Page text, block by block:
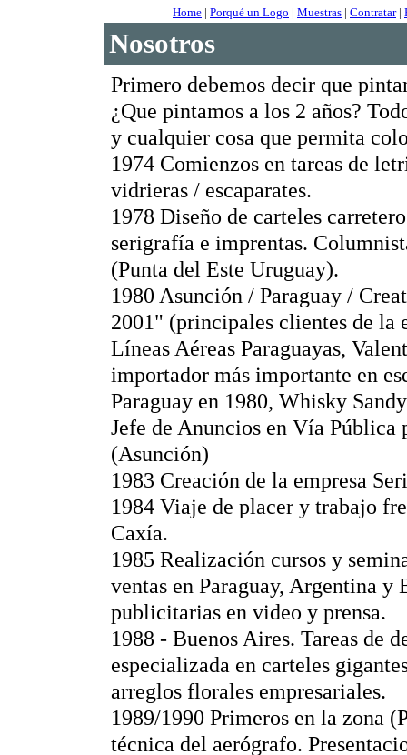
Home | Porqué un Logo | Muestras | Contratar|
Nosotros
Primero debemos decir que
¿Que pintamos a los 2 años?
y cualquier cosa que permita
1974 Comienzos en tareas de
vidrieras / escaparates.
1978 Diseño de carteles
serigrafía e imprentas.
(Punta del Este Uruguay).
1980 Asunción / Paraguay /
2001" (principales clientes de la
Líneas Aéreas Paraguayas,
importador más importante en
Paraguay en 1980, Whisky
Jefe de Anuncios en Vía
(Asunción)
1983 Creación de la empresa
1984 Viaje de placer y trabajo
Caxía.
1985 Realización cursos y
ventas en Paraguay, Argentina
publicitarias en video y prensa.
1988 - Buenos Aires. Tareas de
especializada en carteles
arreglos florales empresariales.
1989/1990 Primeros en la zona
técnica del aerógrafo.